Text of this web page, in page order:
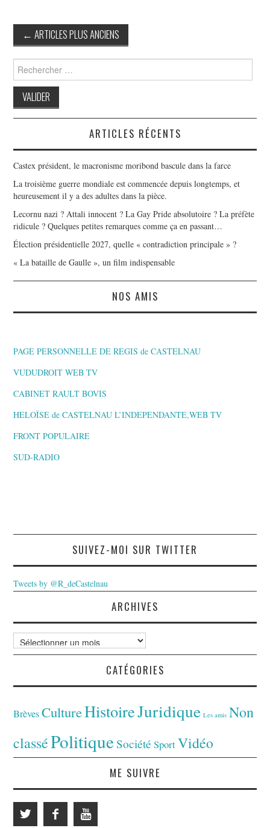
Post
navigation
← ARTICLES PLUS ANCIENS
Search
for:
ARTICLES RÉCENTS
Castex président, le macronisme moribond bascule dans la farce
La troisième guerre mondiale est commencée depuis longtemps, et
heureusement il y a des adultes dans la pièce.
Lecornu nazi ? Attali innocent ? La Gay Pride absolutoire ? La préfète
ridicule ? Quelques petites remarques comme ça en passant…
Élection présidentielle 2027, quelle « contradiction principale » ?
« La bataille de Gaulle », un film indispensable
NOS AMIS
PAGE PERSONNELLE DE REGIS de CASTELNAU
VUDUDROIT WEB TV
CABINET RAULT BOVIS
HELOÏSE de CASTELNAU L’INDEPENDANTE,WEB TV
FRONT POPULAIRE
SUD-RADIO
SUIVEZ-MOI SUR TWITTER
Tweets by @R_deCastelnau
ARCHIVES
Archives
CATÉGORIES
Brèves CultureHistoireJuridique Les amis Non
classéPolitiqueSociété SportVidéo
ME SUIVRE